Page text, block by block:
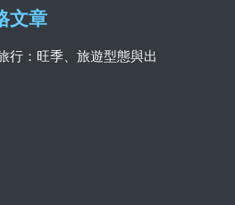
文章
行：旺季、旅遊型態與出